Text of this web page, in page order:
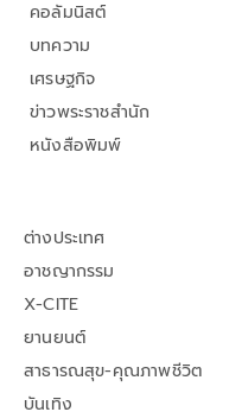
คอลัมนิสต์
บทความ
เศรษฐกิจ
ข่าวพระราชสำนัก
หนังสือพิมพ์
ต่างประเทศ
อาชญากรรม
X-CITE
ยานยนต์
สาธารณสุข-คุณภาพชีวิต
บันเทิง